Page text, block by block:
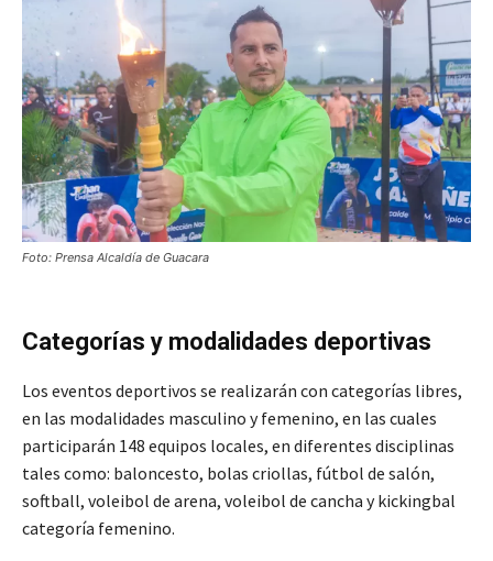
Foto: Prensa Alcaldía de Guacara
Categorías y modalidades deportivas
Los eventos deportivos se realizarán con categorías libres,
en las modalidades masculino y femenino, en las cuales
participarán 148 equipos locales, en diferentes disciplinas
tales como: baloncesto, bolas criollas, fútbol de salón,
softball, voleibol de arena, voleibol de cancha y kickingbal
categoría femenino.